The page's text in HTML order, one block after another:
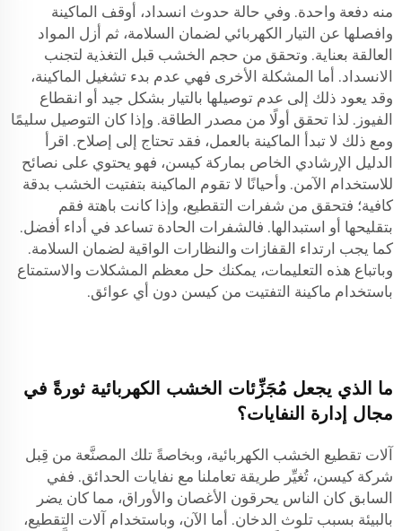
منه دفعة واحدة. وفي حالة حدوث انسداد، أوقف الماكينة
وافصلها عن التيار الكهربائي لضمان السلامة، ثم أزل المواد
العالقة بعناية. وتحقق من حجم الخشب قبل التغذية لتجنب
الانسداد. أما المشكلة الأخرى فهي عدم بدء تشغيل الماكينة،
وقد يعود ذلك إلى عدم توصيلها بالتيار بشكل جيد أو انقطاع
الفيوز. لذا تحقق أولًا من مصدر الطاقة. وإذا كان التوصيل سليمًا
ومع ذلك لا تبدأ الماكينة بالعمل، فقد تحتاج إلى إصلاح. اقرأ
الدليل الإرشادي الخاص بماركة كيسن، فهو يحتوي على نصائح
للاستخدام الآمن. وأحيانًا لا تقوم الماكينة بتفتيت الخشب بدقة
كافية؛ فتحقق من شفرات التقطيع، وإذا كانت باهتة فقم
بتقليحها أو استبدالها. فالشفرات الحادة تساعد في أداء أفضل.
كما يجب ارتداء القفازات والنظارات الواقية لضمان السلامة.
وباتباع هذه التعليمات، يمكنك حل معظم المشكلات والاستمتاع
باستخدام ماكينة التفتيت من كيسن دون أي عوائق.
ما الذي يجعل مُجَزِّئات الخشب الكهربائية ثورةً في
مجال إدارة النفايات؟
آلات تقطيع الخشب الكهربائية، وبخاصةً تلك المصنَّعة من قِبل
شركة كيسن، تُغيِّر طريقة تعاملنا مع نفايات الحدائق. ففي
السابق كان الناس يحرقون الأغصان والأوراق، مما كان يضر
بالبيئة بسبب تلوث الدخان. أما الآن، وباستخدام آلات التقطيع،